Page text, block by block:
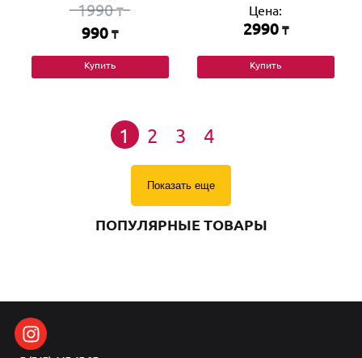
1990₸
990 ₸
Купить
Цена:
2990 ₸
Купить
1 2 3 4
Показать еще
ПОПУЛЯРНЫЕ ТОВАРЫ